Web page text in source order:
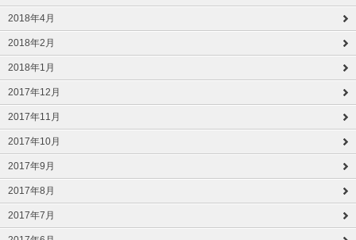
2018年4月
2018年2月
2018年1月
2017年12月
2017年11月
2017年10月
2017年9月
2017年8月
2017年7月